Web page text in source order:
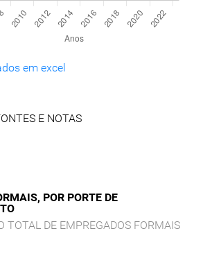
em excel
E NOTAS
POR PORTE DE
TOTAL DE EMPREGADOS FORMAIS